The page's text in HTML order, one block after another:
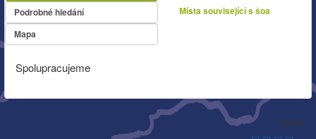
Podrobné hledání
Mapa
Místa související s šoa
Spolupracujeme
Autor